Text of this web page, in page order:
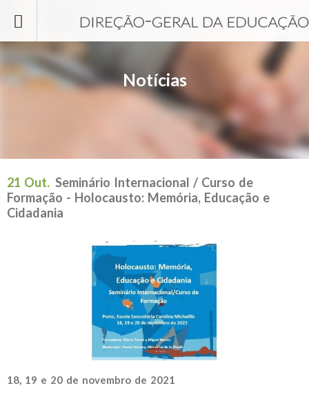
Notícias
21 Out. Seminário Internacional / Curso de
Formação - Holocausto: Memória, Educação e
Cidadania
18, 19 e 20 de novembro de 2021